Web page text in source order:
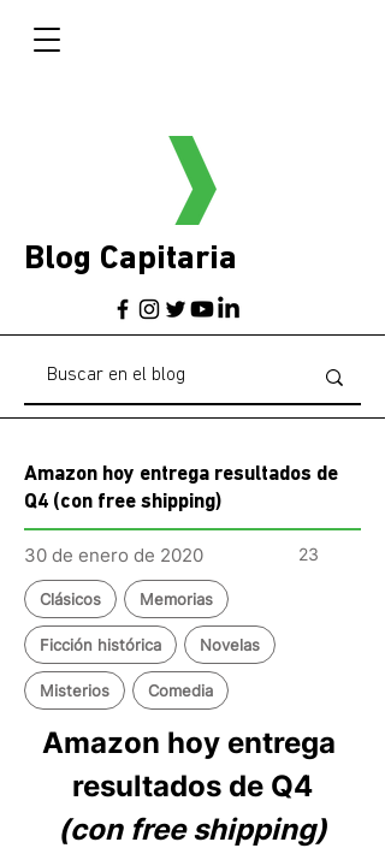
Blog Capitaria
Amazon hoy entrega resultados de
Q4 (con free shipping)
30 de enero de 2020 23
Clásicos Memorias
Ficción histórica Novelas
Misterios Comedia
Amazon hoy entrega
resultados de Q4
(con free shipping)